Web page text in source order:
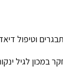
וטיפול
במכון לגיל